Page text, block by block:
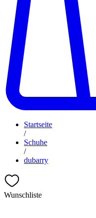
Startseite
/
Schuhe
/
dubarry
Wunschliste